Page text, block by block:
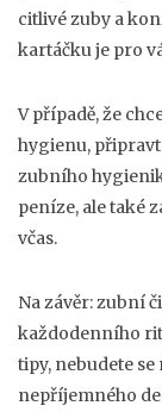
citlivé zuby a
kartáčku je pro
V případě, že
hygienu,
zubního
peníze, ale také
včas.
Na závěr: zubní
každodenního
tipy, nebudete
nepříjemného